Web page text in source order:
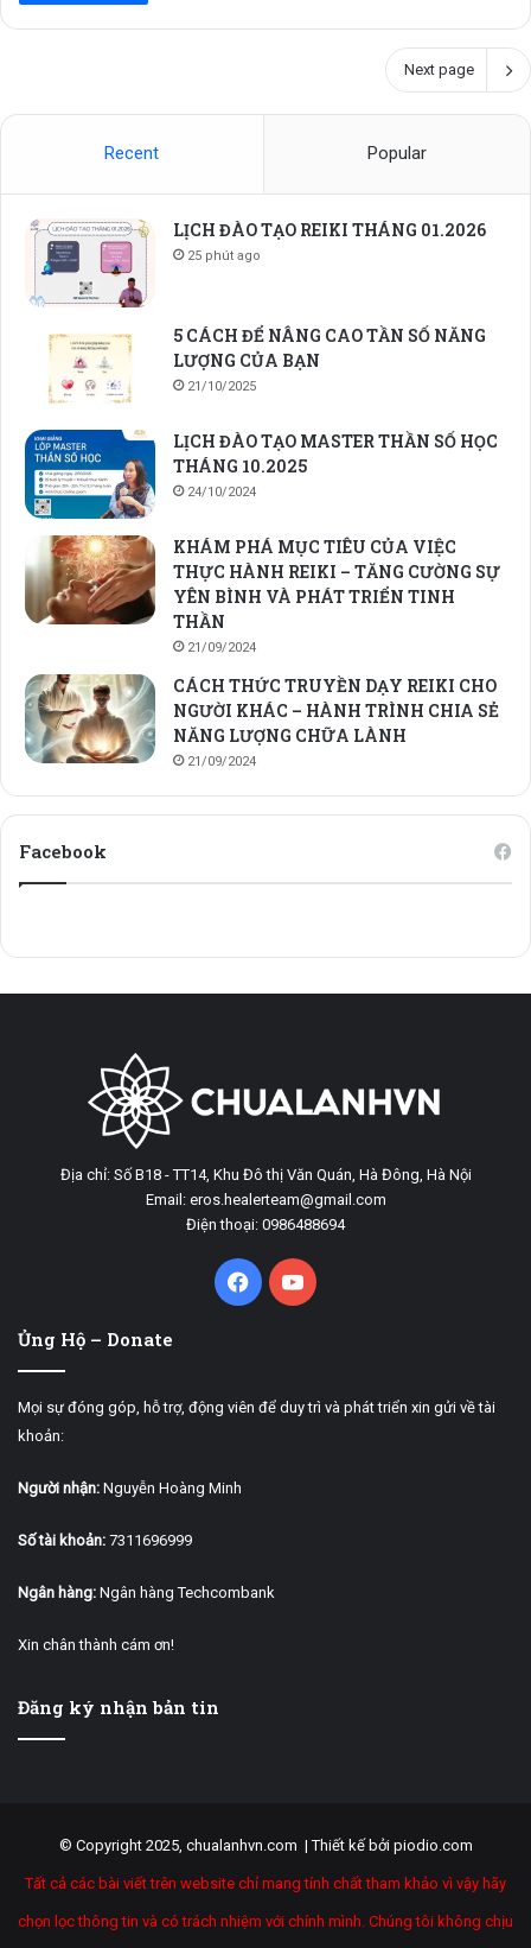
Next page
Recent Popular
LỊCH ĐÀO TẠO REIKI THÁNG 01.2026
25 phút ago
5 CÁCH ĐỂ NÂNG CAO TẦN SỐ NĂNG
LƯỢNG CỦA BẠN
21/10/2025
LỊCH ĐÀO TẠO MASTER THẦN SỐ HỌC
THÁNG 10.2025
24/10/2024
KHÁM PHÁ MỤC TIÊU CỦA VIỆC
THỰC HÀNH REIKI – TĂNG CƯỜNG SỰ
YÊN BÌNH VÀ PHÁT TRIỂN TINH
THẦN
21/09/2024
CÁCH THỨC TRUYỀN DẠY REIKI CHO
NGƯỜI KHÁC – HÀNH TRÌNH CHIA SẺ
NĂNG LƯỢNG CHỮA LÀNH
21/09/2024
Facebook
Địa chỉ: Số B18 - TT14, Khu Đô thị Văn Quán, Hà Đông, Hà Nội
Email: eros.healerteam@gmail.com
Điện thoại: 0986488694
FacebookYouTube
Ủng Hộ – Donate
Mọi sự đóng góp, hỗ trợ, động viên để duy trì và phát triển xin gửi về tài
khoản:
Người nhận: Nguyễn Hoàng Minh
Số tài khoản: 7311696999
Ngân hàng: Ngân hàng Techcombank
Xin chân thành cám ơn!
Đăng ký nhận bản tin
© Copyright 2025, chualanhvn.com |Thiết kế bởi piodio.com
Tất cả các bài viết trên website chỉ mang tính chất tham khảo vì vậy hãy
chọn lọc thông tin và có trách nhiệm với chính mình. Chúng tôi không chịu